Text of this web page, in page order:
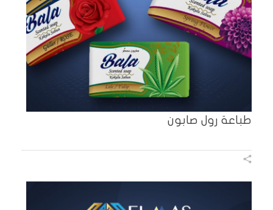
طباعة رول صابون